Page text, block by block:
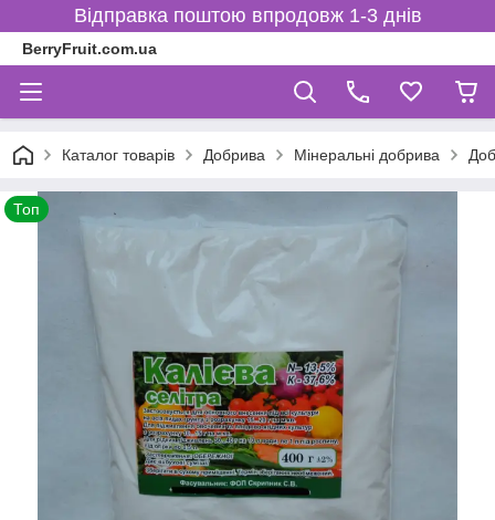
Відправка поштою впродовж 1-3 днів
BerryFruit.com.ua
Каталог товарів Добрива Мінеральні добрива
Топ